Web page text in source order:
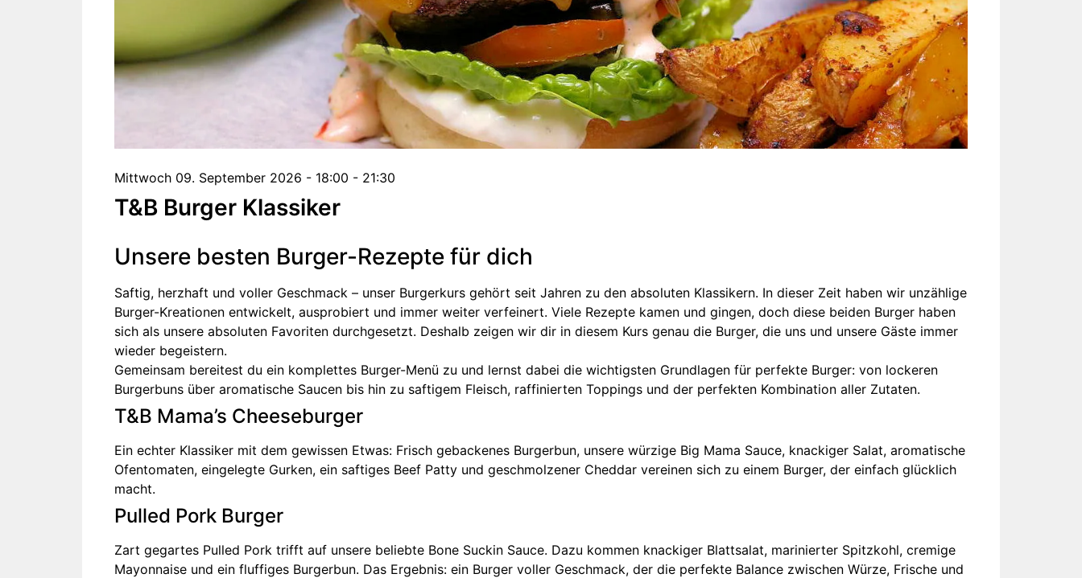
Mittwoch 09. September 2026 - 18:00 - 21:30
T&B Burger Klassiker
Unsere besten Burger-Rezepte für dich
Saftig, herzhaft und voller Geschmack – unser Burgerkurs gehört seit Jahren zu den absoluten Klassikern. In dieser Zeit haben wir unzählige
Burger-Kreationen entwickelt, ausprobiert und immer weiter verfeinert. Viele Rezepte kamen und gingen, doch diese beiden Burger haben
sich als unsere absoluten Favoriten durchgesetzt. Deshalb zeigen wir dir in diesem Kurs genau die Burger, die uns und unsere Gäste immer
wieder begeistern.
Gemeinsam bereitest du ein komplettes Burger-Menü zu und lernst dabei die wichtigsten Grundlagen für perfekte Burger: von lockeren
Burgerbuns über aromatische Saucen bis hin zu saftigem Fleisch, raffinierten Toppings und der perfekten Kombination aller Zutaten.
T&B Mama’s Cheeseburger
Ein echter Klassiker mit dem gewissen Etwas: Frisch gebackenes Burgerbun, unsere würzige Big Mama Sauce, knackiger Salat, aromatische
Ofentomaten, eingelegte Gurken, ein saftiges Beef Patty und geschmolzener Cheddar vereinen sich zu einem Burger, der einfach glücklich
macht.
Pulled Pork Burger
Zart gegartes Pulled Pork trifft auf unsere beliebte Bone Suckin Sauce. Dazu kommen knackiger Blattsalat, marinierter Spitzkohl, cremige
Mayonnaise und ein fluffiges Burgerbun. Das Ergebnis: ein Burger voller Geschmack, der die perfekte Balance zwischen Würze, Frische und